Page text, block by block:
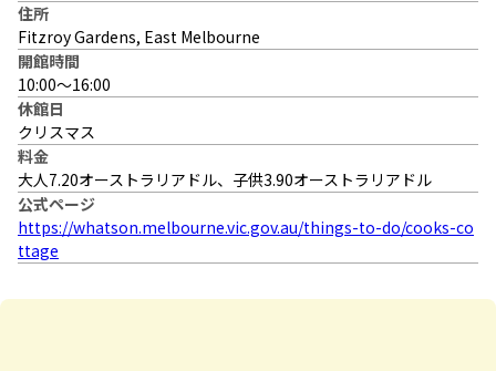
住所
Fitzroy Gardens, East Melbourne
開館時間
10:00～16:00
休館日
クリスマス
料金
大人7.20オーストラリアドル、子供3.90オーストラリアドル
公式ページ
https://whatson.melbourne.vic.gov.au/things-to-do/cooks-co
ttage